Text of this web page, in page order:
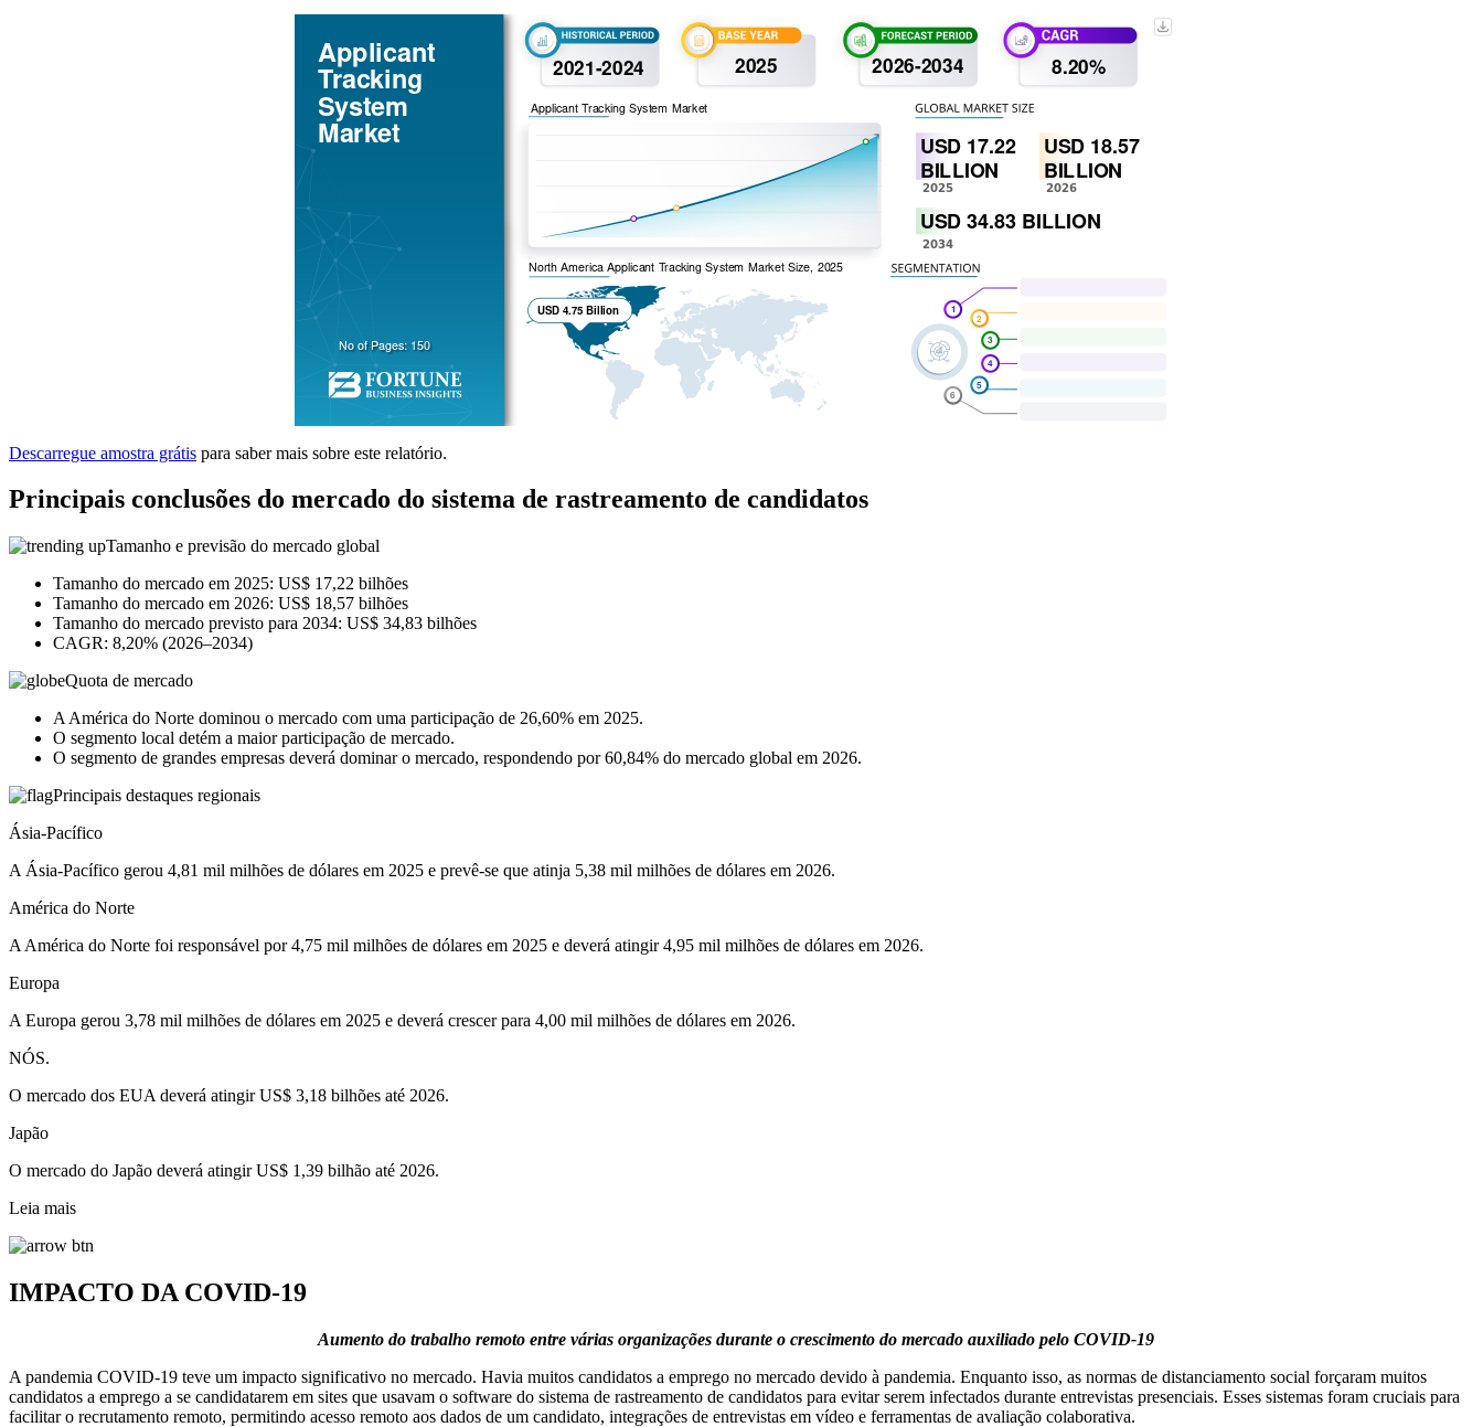
Descarregue amostra grátis para saber mais sobre este relatório.
Principais conclusões do mercado do sistema de rastreamento de candidatos
Tamanho e previsão do mercado global
Tamanho do mercado em 2025: US$ 17,22 bilhões
Tamanho do mercado em 2026: US$ 18,57 bilhões
Tamanho do mercado previsto para 2034: US$ 34,83 ​​bilhões
CAGR: 8,20% (2026–2034)
Quota de mercado
A América do Norte dominou o mercado com uma participação de 26,60% em 2025.
O segmento local detém a maior participação de mercado.
O segmento de grandes empresas deverá dominar o mercado, respondendo por 60,84% do mercado global em 2026.
Principais destaques regionais
Ásia-Pacífico
A Ásia-Pacífico gerou 4,81 mil milhões de dólares em 2025 e prevê-se que atinja 5,38 mil milhões de dólares em 2026.
América do Norte
A América do Norte foi responsável por 4,75 mil milhões de dólares em 2025 e deverá atingir 4,95 mil milhões de dólares em 2026.
Europa
A Europa gerou 3,78 mil milhões de dólares em 2025 e deverá crescer para 4,00 mil milhões de dólares em 2026.
NÓS.
O mercado dos EUA deverá atingir US$ 3,18 bilhões até 2026.
Japão
O mercado do Japão deverá atingir US$ 1,39 bilhão até 2026.
Leia mais
IMPACTO DA COVID-19
Aumento do trabalho remoto entre várias organizações durante o crescimento do mercado auxiliado pelo COVID-19
A pandemia COVID-19 teve um impacto significativo no mercado. Havia muitos candidatos a emprego no mercado devido à pandemia. Enquanto isso, as normas de distanciamento social forçaram muitos
candidatos a emprego a se candidatarem em sites que usavam o software do sistema de rastreamento de candidatos para evitar serem infectados durante entrevistas presenciais. Esses sistemas foram cruciais para
facilitar o recrutamento remoto, permitindo acesso remoto aos dados de um candidato, integrações de entrevistas em vídeo e ferramentas de avaliação colaborativa.